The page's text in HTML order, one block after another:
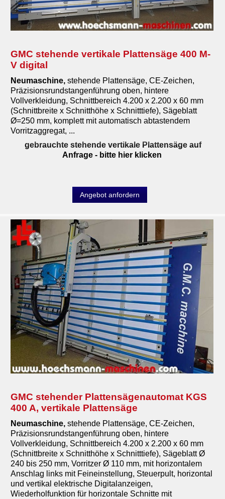
GMC stehende vertikale Plattensäge 400 M-
V digital
Neumaschine, stehende Plattensäge, CE-Zeichen,
Präzisionsrundstangenführung oben, hintere
Vollverkleidung, Schnittbereich 4.200 x 2.200 x 60 mm
(Schnittbreite x Schnitthöhe x Schnitttiefe), Sägeblatt
Ø=250 mm, komplett mit automatisch abtastendem
Vorritzaggregat, ...
gebrauchte stehende vertikale Plattensäge auf
Anfrage - bitte hier klicken
Angebot anfordern
GMC stehender Plattensägenautomat KGS
400 A, vertikale Plattensäge
Neumaschine, stehende Plattensäge, CE-Zeichen,
Präzisionsrundstangenführung oben, hintere
Vollverkleidung, Schnittbereich 4.200 x 2.200 x 60 mm
(Schnittbreite x Schnitthöhe x Schnitttiefe), Sägeblatt Ø
240 bis 250 mm, Vorritzer Ø 110 mm, mit horizontalem
Anschlag links mit Feineinstellung, Steuerpult, horizontal
und vertikal elektrische Digitalanzeigen,
Wiederholfunktion für horizontale Schnitte mit